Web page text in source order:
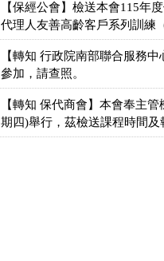
【保經公會】檢送本會115年
代理人友善高齡客戶系列訓練
【轉知 行政院南部聯合服務
參加，請查照。
【轉知 保代商會】本會奉主
期四)舉行，茲檢送課程時間